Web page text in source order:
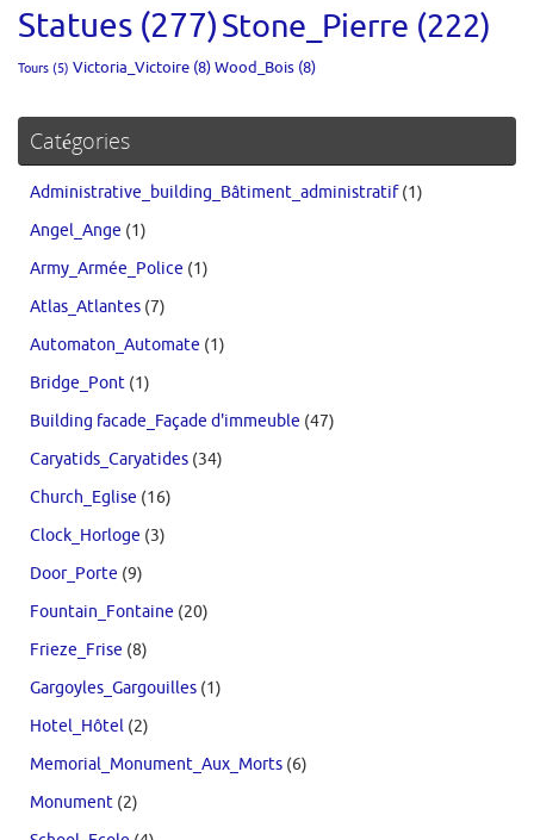
Statues (277)Stone_Pierre (222)
Tours (5) Victoria_Victoire (8)Wood_Bois (8)
Catégories
Administrative_building_Bâtiment_administratif(1)
Angel_Ange (1)
Army_Armée_Police (1)
Atlas_Atlantes (7)
Automaton_Automate (1)
Bridge_Pont (1)
Building facade_Façade d'immeuble (47)
Caryatids_Caryatides (34)
Church_Eglise (16)
Clock_Horloge (3)
Door_Porte (9)
Fountain_Fontaine (20)
Frieze_Frise (8)
Gargoyles_Gargouilles (1)
Hotel_Hôtel (2)
Memorial_Monument_Aux_Morts (6)
Monument (2)